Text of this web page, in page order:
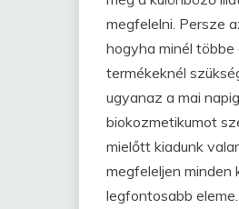
megfelelni. Persze
hogyha minél
termékeknél
ugyanaz a mai
biokozmetikumot
mielőtt kiadunk
megfeleljen minden
legfontosabb eleme.